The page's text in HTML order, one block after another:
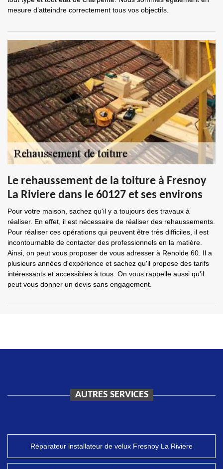
mesure d’atteindre correctement tous vos objectifs.
Le rehaussement de la toiture à Fresnoy
La Riviere dans le 60127 et ses environs
Pour votre maison, sachez qu'il y a toujours des travaux à
réaliser. En effet, il est nécessaire de réaliser des rehaussements.
Pour réaliser ces opérations qui peuvent être très difficiles, il est
incontournable de contacter des professionnels en la matière.
Ainsi, on peut vous proposer de vous adresser à Renolde 60. Il a
plusieurs années d'expérience et sachez qu'il propose des tarifs
intéressants et accessibles à tous. On vous rappelle aussi qu'il
peut vous donner un devis sans engagement.
AUTRES SERVICES
Réparateur installateur de velux Fresnoy La Riviere